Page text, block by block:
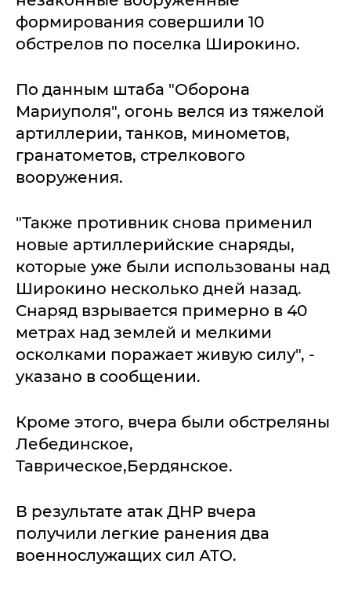
формирования совершили 10
обстрелов по поселка Широкино.
По данным штаба "Оборона
Мариуполя", огонь велся из тяжелой
артиллерии, танков, минометов,
гранатометов, стрелкового
вооружения.
"Также противник снова применил
новые артиллерийские снаряды,
которые уже были использованы над
Широкино несколько дней назад.
Снаряд взрывается примерно в 40
метрах над землей и мелкими
осколками поражает живую силу", -
указано в сообщении.
Кроме этого, вчера были обстреляны
Лебединское,
Таврическое,Бердянское.
В результате атак ДНР вчера
получили легкие ранения два
военнослужащих сил АТО.